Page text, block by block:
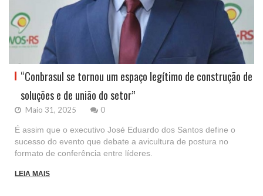
“Conbrasul se tornou um espaço legítimo de construção de
soluções e de união do setor”
Maio 31, 2025 0
É assim que o executivo José Eduardo dos Santos define o
sucesso do evento que debate a avicultura de postura no
formato de conferência entre líderes.
LEIA MAIS